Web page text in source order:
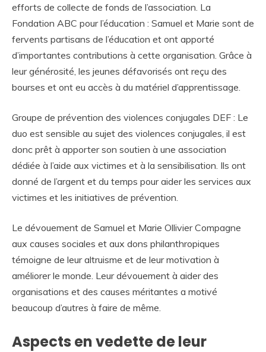
efforts de collecte de fonds de l’association. La
Fondation ABC pour l’éducation : Samuel et Marie sont de
fervents partisans de l’éducation et ont apporté
d’importantes contributions à cette organisation. Grâce à
leur générosité, les jeunes défavorisés ont reçu des
bourses et ont eu accès à du matériel d’apprentissage.
Groupe de prévention des violences conjugales DEF : Le
duo est sensible au sujet des violences conjugales, il est
donc prêt à apporter son soutien à une association
dédiée à l’aide aux victimes et à la sensibilisation. Ils ont
donné de l’argent et du temps pour aider les services aux
victimes et les initiatives de prévention.
Le dévouement de Samuel et Marie Ollivier Compagne
aux causes sociales et aux dons philanthropiques
témoigne de leur altruisme et de leur motivation à
améliorer le monde. Leur dévouement à aider des
organisations et des causes méritantes a motivé
beaucoup d’autres à faire de même.
Aspects en vedette de leur